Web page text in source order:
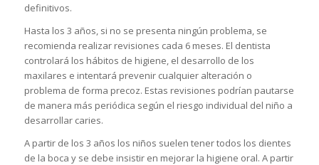
definitivos.
Hasta los 3 años, si no se presenta ningún problema, se
recomienda realizar revisiones cada 6 meses. El dentista
controlará los hábitos de higiene, el desarrollo de los
maxilares e intentará prevenir cualquier alteración o
problema de forma precoz. Estas revisiones podrían pautarse
de manera más periódica según el riesgo individual del niño a
desarrollar caries.
A partir de los 3 años los niños suelen tener todos los dientes
de la boca y se debe insistir en mejorar la higiene oral. A partir